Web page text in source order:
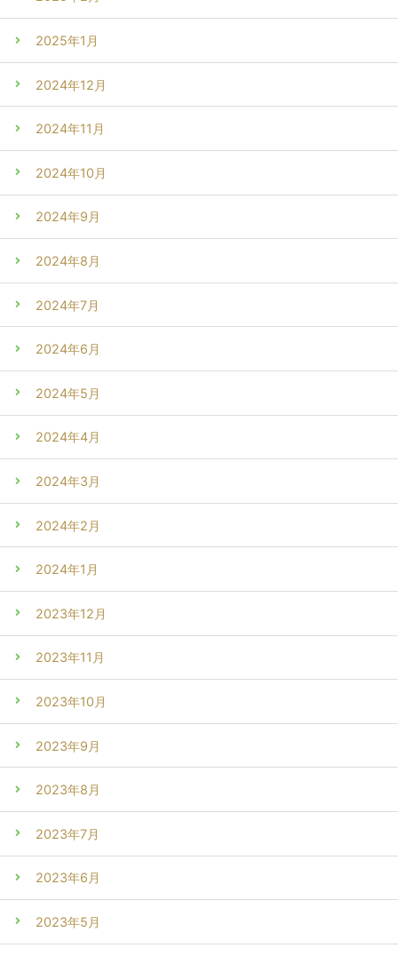
2025年1月
2024年12月
2024年11月
2024年10月
2024年9月
2024年8月
2024年7月
2024年6月
2024年5月
2024年4月
2024年3月
2024年2月
2024年1月
2023年12月
2023年11月
2023年10月
2023年9月
2023年8月
2023年7月
2023年6月
2023年5月